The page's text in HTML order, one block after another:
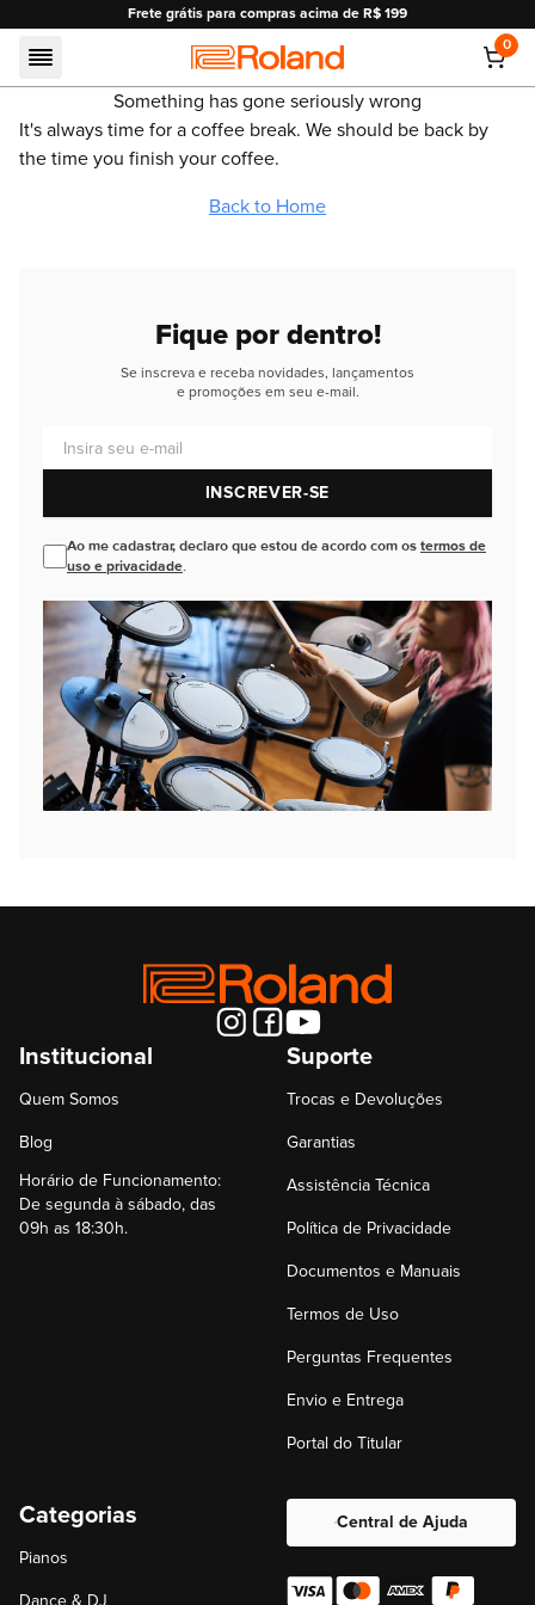
Frete grátis para compras acima de R$ 199
Roland
0
Something has gone seriously wrong
It's always time for a coffee break. We should be back by
the time you finish your coffee.
Back to Home
Fique por dentro!
Se inscreva e receba novidades, lançamentos
e promoções em seu e-mail.
INSCREVER-SE
Ao me cadastrar, declaro que estou de acordo com os termos de
uso e privacidade.
Institucional
Quem Somos
Blog
Horário de Funcionamento:
De segunda à sábado, das
09h as 18:30h.
Suporte
Trocas e Devoluções
Garantias
Assistência Técnica
Política de Privacidade
Documentos e Manuais
Termos de Uso
Perguntas Frequentes
Envio e Entrega
Portal do Titular
Categorias
Pianos
Central de Ajuda